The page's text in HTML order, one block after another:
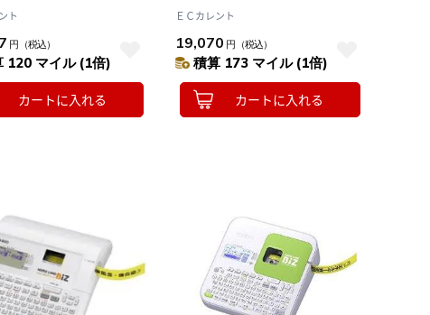
スマホ接続専用
ト
円 （税込）
120 マイル (1倍)
カートに入れる
対応テープ幅 4～24mm
ＥＣカレント
19,070 円 （税込）
積算 173 マイル (1倍)
カートに入れる